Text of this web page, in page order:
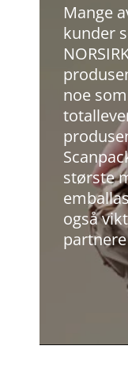
Mange
kunder
noe
største
også